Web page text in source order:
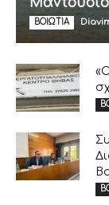
ΒΟΙΩΤΙΑ